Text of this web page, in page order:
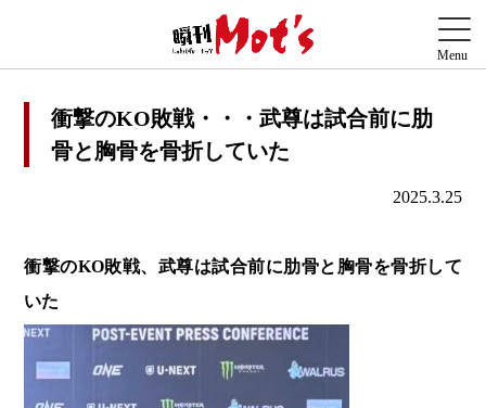
衝撃のKO敗戦・・・武尊は試合前に肋
骨と胸骨を骨折していた
2025.3.25
衝撃のKO敗戦、武尊は試合前に肋骨と胸骨を骨折して
いた